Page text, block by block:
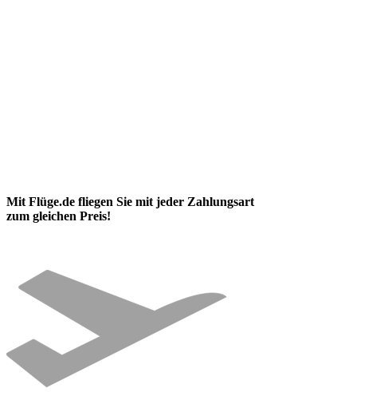
Mit Flüge.de fliegen Sie mit jeder Zahlungsart
zum gleichen Preis!